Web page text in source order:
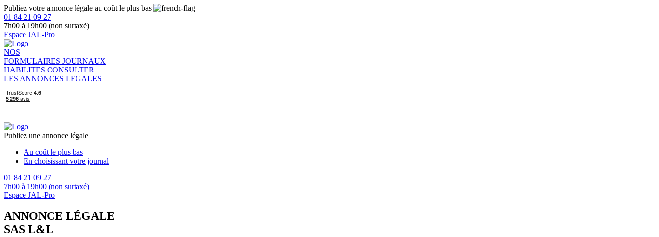
Publiez votre annonce légale au coût le plus bas
01 84 21 09 27
7h00 à 19h00 (non surtaxé)
Espace JAL-Pro
NOS
FORMULAIRES JOURNAUX
HABILITES CONSULTER
LES ANNONCES LEGALES
Publiez une annonce légale
Au coût le plus bas
En choisissant votre journal
01 84 21 09 27
7h00 à 19h00 (non surtaxé)
Espace JAL-Pro
ANNONCE LÉGALE
SAS L&L